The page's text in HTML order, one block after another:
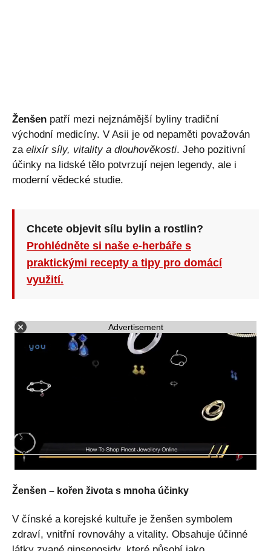
Ženšen patří mezi nejznámější byliny tradiční
východní medicíny. V Asii je od nepaměti považován
za elixír síly, vitality a dlouhověkosti. Jeho pozitivní
účinky na lidské tělo potvrzují nejen legendy, ale i
moderní vědecké studie.
Chcete objevit sílu bylin a rostlin?
Prohlédněte si naše e-herbáře s
praktickými recepty a tipy pro domácí
využití.
Advertisement
Ženšen – kořen života s mnoha účinky
V čínské a korejské kultuře je ženšen symbolem
zdraví, vnitřní rovnováhy a vitality. Obsahuje účinné